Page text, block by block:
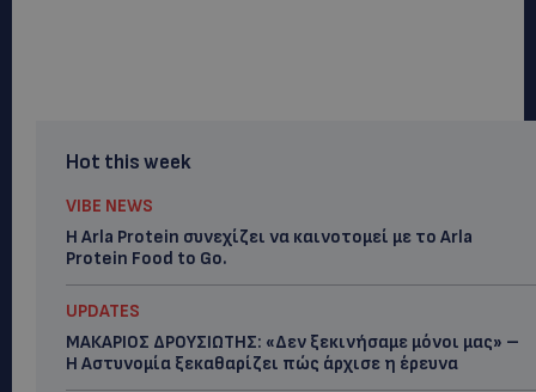
Hot this week
VIBE NEWS
Η Arla Protein συνεχίζει να καινοτομεί με το Arla
Protein Food to Go.
UPDATES
ΜΑΚΑΡΙΟΣ ΔΡΟΥΣΙΩΤΗΣ: «Δεν ξεκινήσαμε μόνοι μας» –
Η Αστυνομία ξεκαθαρίζει πώς άρχισε η έρευνα